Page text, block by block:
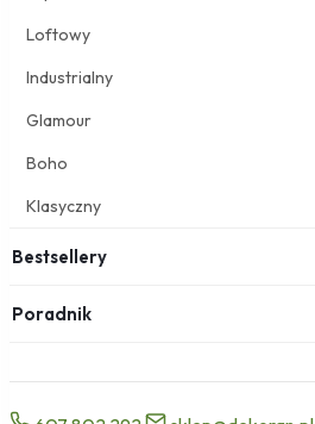
Loftowy
Industrialny
Glamour
Boho
Klasyczny
Bestsellery
Poradnik